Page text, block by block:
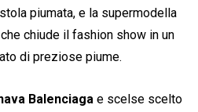
piumata, e la supermodella
chiude il fashion show in un
di preziose piume.
Balenciaga e scelse scelto